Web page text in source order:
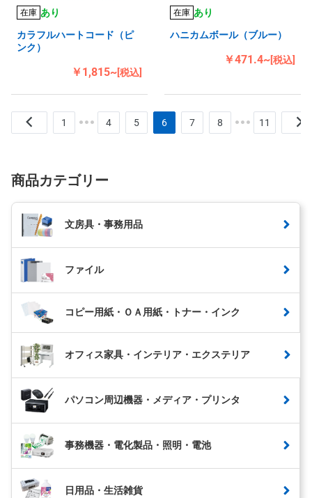
在庫 あり
カラフルハートコード（ピ
ンク）
￥1,815~[税込]
在庫 あり
ハニカムボール（ブルー）
￥471.4~[税込]
1 4 5 6 7 8 11
商品カテゴリー
文房具・事務用品
ファイル
コピー用紙・ＯＡ用紙・トナー・インク
オフィス家具・インテリア・エクステリア
パソコン周辺機器・メディア・プリンタ
事務機器・電化製品・照明・電池
日用品・生活雑貨